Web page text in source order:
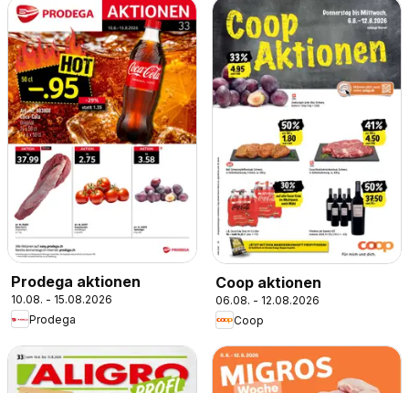
Prodega aktionen
10.08. - 15.08.2026
Prodega
Coop aktionen
06.08. - 12.08.2026
Coop